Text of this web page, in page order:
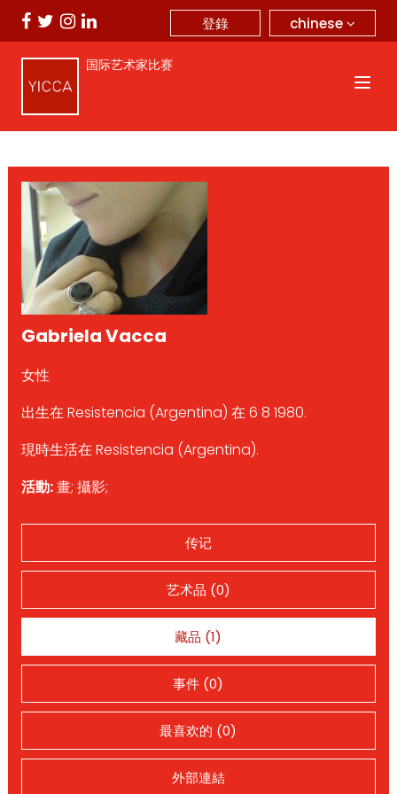
chinese
登錄
国际艺术家比赛
Gabriela Vacca
女性
出生在 Resistencia (Argentina) 在 6 8 1980.
現時生活在 Resistencia (Argentina).
活動:畫; 攝影;
传记
艺术品 (0)
藏品 (1)
事件 (0)
最喜欢的 (0)
外部連結